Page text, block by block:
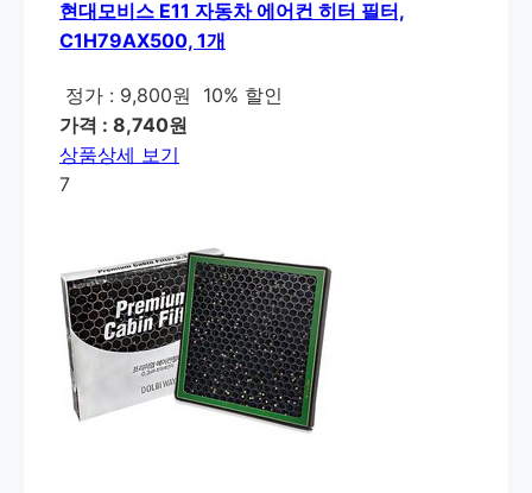
현대모비스 E11 자동차 에어컨 히터 필터,
C1H79AX500, 1개
정가 : 9,800원
10% 할인
가격 : 8,740원
상품상세 보기
7